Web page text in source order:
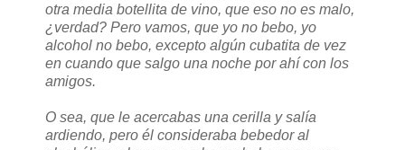
otra media botellita de vino, que eso no es malo,
¿verdad? Pero vamos, que yo no bebo, yo
alcohol no bebo, excepto algún cubatita de vez
en cuando que salgo una noche por ahí con los
amigos.
O sea, que le acercabas una cerilla y salía
ardiendo, pero él consideraba bebedor al